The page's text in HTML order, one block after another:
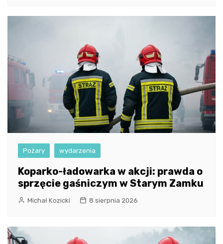
Pożary wydarzenia
Koparko-ładowarka w akcji: prawda o
sprzęcie gaśniczym w Starym Zamku
Michał Kozicki 8 sierpnia 2026